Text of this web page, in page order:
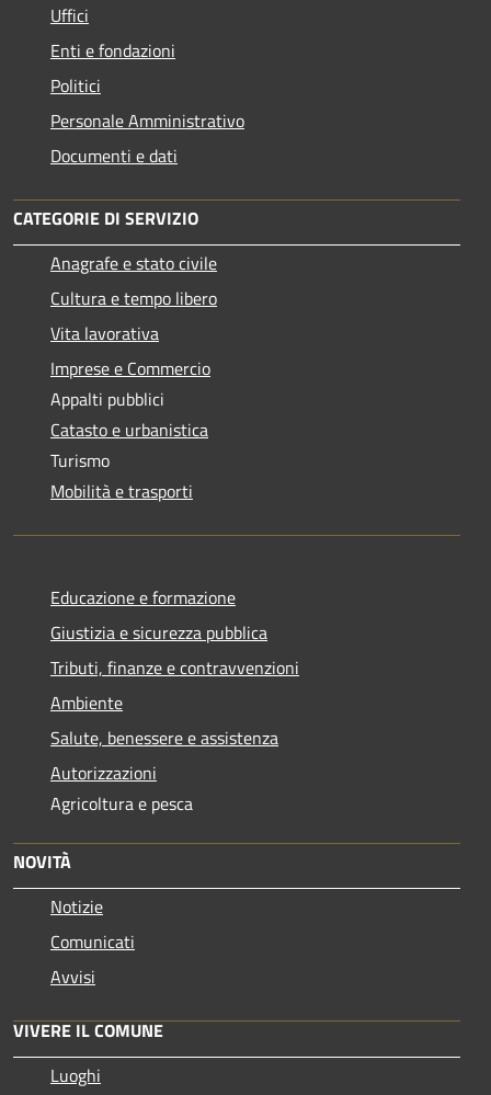
Uffici
Enti e fondazioni
Politici
Personale Amministrativo
Documenti e dati
CATEGORIE DI SERVIZIO
Anagrafe e stato civile
Cultura e tempo libero
Vita lavorativa
Imprese e Commercio
Appalti pubblici
Catasto e urbanistica
Turismo
Mobilità e trasporti
Educazione e formazione
Giustizia e sicurezza pubblica
Tributi, finanze e contravvenzioni
Ambiente
Salute, benessere e assistenza
Autorizzazioni
Agricoltura e pesca
NOVITÀ
Notizie
Comunicati
Avvisi
VIVERE IL COMUNE
Luoghi